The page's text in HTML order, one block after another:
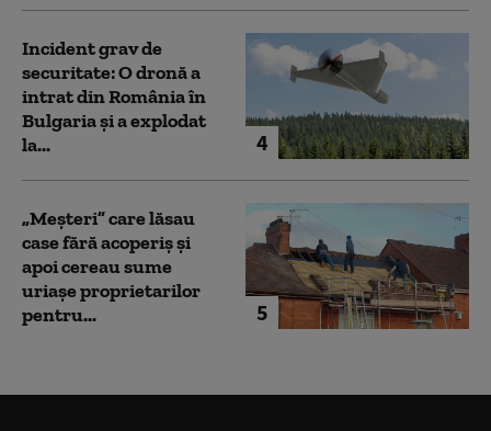
4
Incident grav de
securitate: O dronă a
intrat din România în
Bulgaria şi a explodat
la...
5
„Meșteri” care lăsau
case fără acoperiș și
apoi cereau sume
uriașe proprietarilor
pentru...